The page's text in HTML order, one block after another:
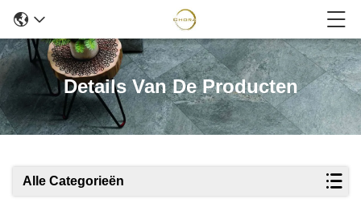
Details Van De Producten
Alle Categorieën